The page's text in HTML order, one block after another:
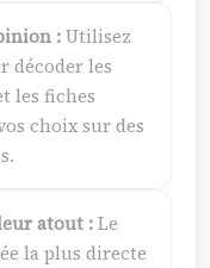
:Utilisez
décoder les
les fiches
choix sur des
atout :Le
la plus directe